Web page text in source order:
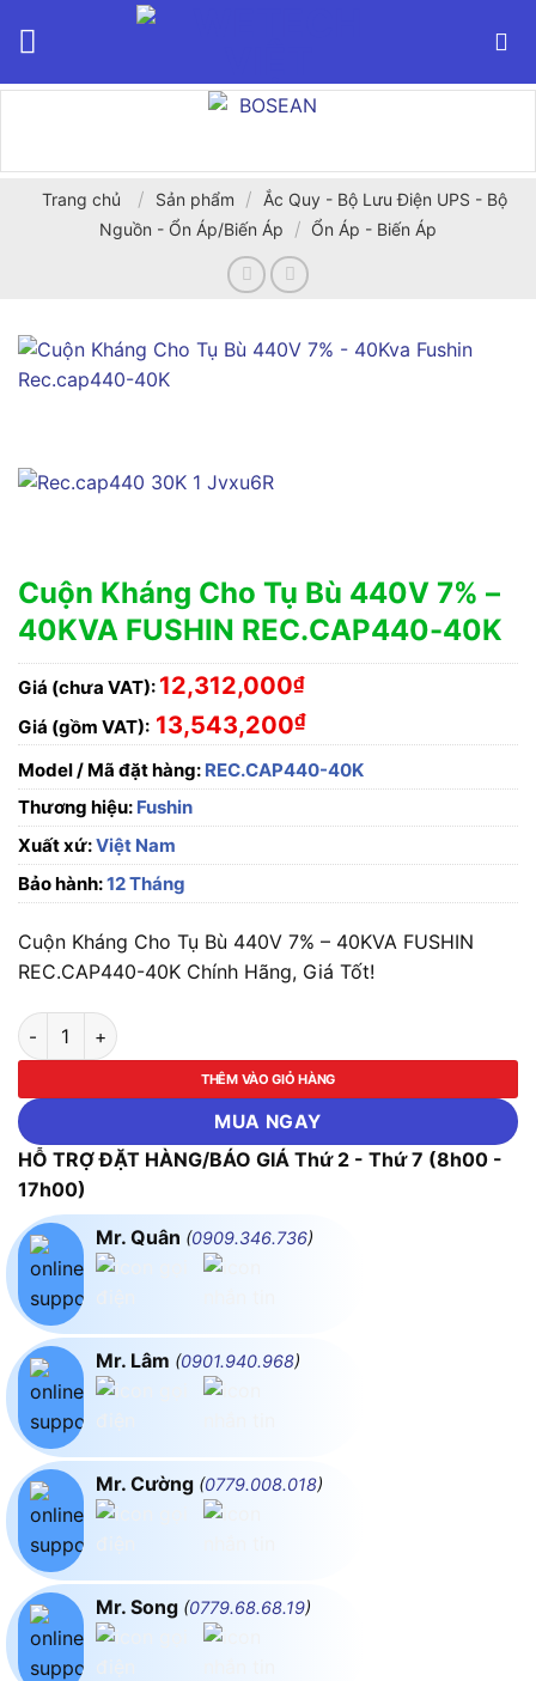
Trang chủ / Sản phẩm /
Ắc Quy - Bộ Lưu Điện UPS - Bộ
Nguồn - Ổn Áp/Biến Áp
/ Ổn Áp - Biến Áp
Cuộn Kháng Cho Tụ Bù 440V 7% –
40KVA FUSHIN REC.CAP440-40K
Giá (chưa VAT): 12,312,000₫
Giá (gồm VAT): 13,543,200₫
Model / Mã đặt hàng: REC.CAP440-40K
Thương hiệu: Fushin
Xuất xứ:Việt Nam
Bảo hành:12 Tháng
Cuộn Kháng Cho Tụ Bù 440V 7% – 40KVA FUSHIN
REC.CAP440-40K Chính Hãng, Giá Tốt!
Cuộn Kháng Cho Tụ Bù 440V 7% - 40KVA FUSHIN
THÊM VÀO GIỎ HÀNG
MUA NGAY
HỖ TRỢ ĐẶT HÀNG/BÁO GIÁ Thứ 2 - Thứ 7 (8h00 -
17h00)
Mr. Quân (0909.346.736)
Mr. Lâm (0901.940.968)
Mr. Cường (0779.008.018)
Mr. Song (0779.68.68.19)